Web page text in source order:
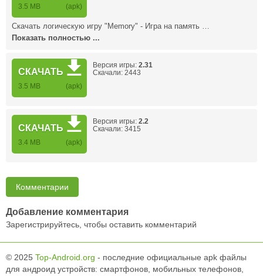
3.5 MB (apk)
Скачать логическую игру "Memory" - Игра на память …
Показать полностью ...
СКАЧАТЬ
3.5 MB (apk)
Версия игры: 2.31
Скачали: 2443
СКАЧАТЬ
3.4 MB (apk)
Версия игры: 2.2
Скачали: 3415
Комментарии
Добавление комментария
Зарегистрируйтесь, чтобы оставить комментарий
© 2025 Top-Android.org - последние официальные apk файлы
для андроид устройств: смартфонов, мобильных телефонов,